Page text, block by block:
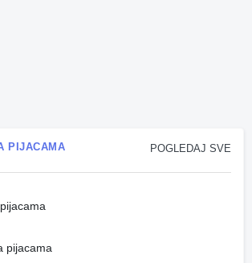
POGLEDAJ SVE
PIJACAMA
pijacama